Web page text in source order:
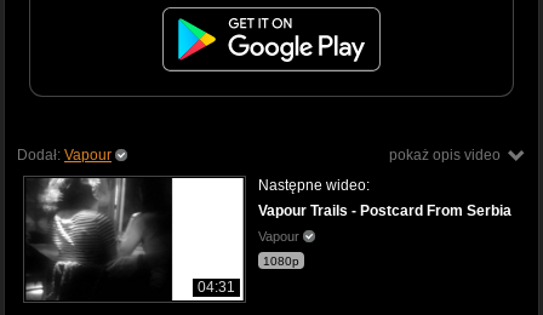
pokaż opis video
Dodał: Vapour
04:31
Następne wideo:
Vapour Trails - Postcard From Serbia
Vapour
1080p